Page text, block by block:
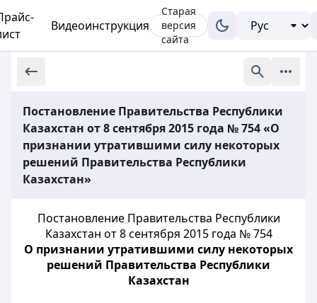
Видеоинструкция
Старая
версия
сайта
Постановление Правительства Республики
Казахстан от 8 сентября 2015 года № 754 «О
признании утратившими силу некоторых
решений Правительства Республики
Казахстан»
Постановление Правительства Республики
Казахстан от 8 сентября 2015 года № 754
О признании утратившими силу некоторых
решений Правительства Республики
Казахстан